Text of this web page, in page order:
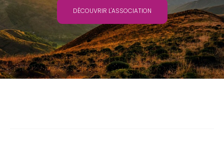
DÉCOUVRIR L'ASSOCIATION